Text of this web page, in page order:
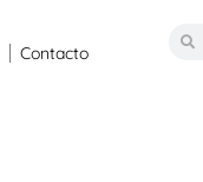
Contacto